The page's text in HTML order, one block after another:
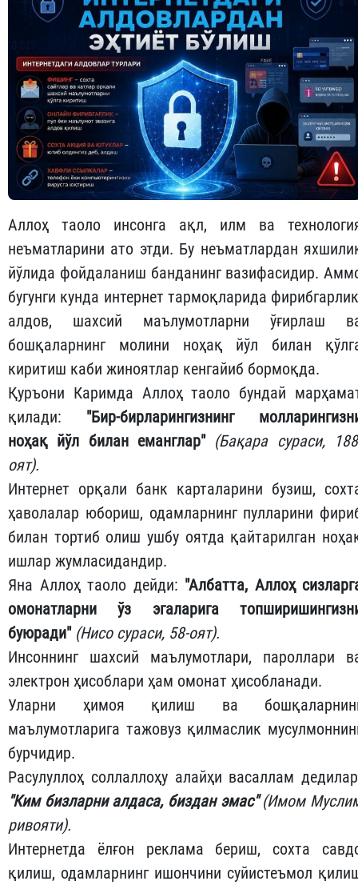
Аллоҳ таоло инсонга ақл, илм ва
неъматларини ато этди. Бу неъматлардан
йўлида фойдаланиш банданинг вазифасидир.
бугунги кунда интернет тармоқларида
алдов, шахсий маълумотларни ўғирлаш
бошқаларнинг молини ноҳақ йўл билан
киритиш каби жиноятлар кенгайиб бормоқда.
Қуръони Каримда Аллоҳ таоло бундай
қилади: "Бир-бирларингизнинг
ноҳақ йўл билан еманглар" (Бақара сураси,
оят).
Интернет орқали банк карталарини бузиш,
ҳаволалар юбориш, одамларнинг пулларини
билан тортиб олиш ушбу оятда қайтарилган
ишлар жумласидандир.
Яна Аллоҳ таоло дейди: "Албатта, Аллоҳ
омонатларни ўз эгаларига
буюради" (Нисо сураси, 58-оят).
Инсоннинг шахсий маълумотлари, пароллари
электрон ҳисоблари ҳам омонат ҳисобланади.
Уларни ҳимоя қилиш ва
маълумотларига тажовуз қилмаслик
бурчидир.
Расулуллоҳ соллаллоҳу алайҳи васаллам
"Ким бизларни алдаса, биздан эмас" (Имом
ривояти).
Интернетда ёлғон реклама бериш, сохта
қилиш, одамларнинг ишончини суйистеъмол